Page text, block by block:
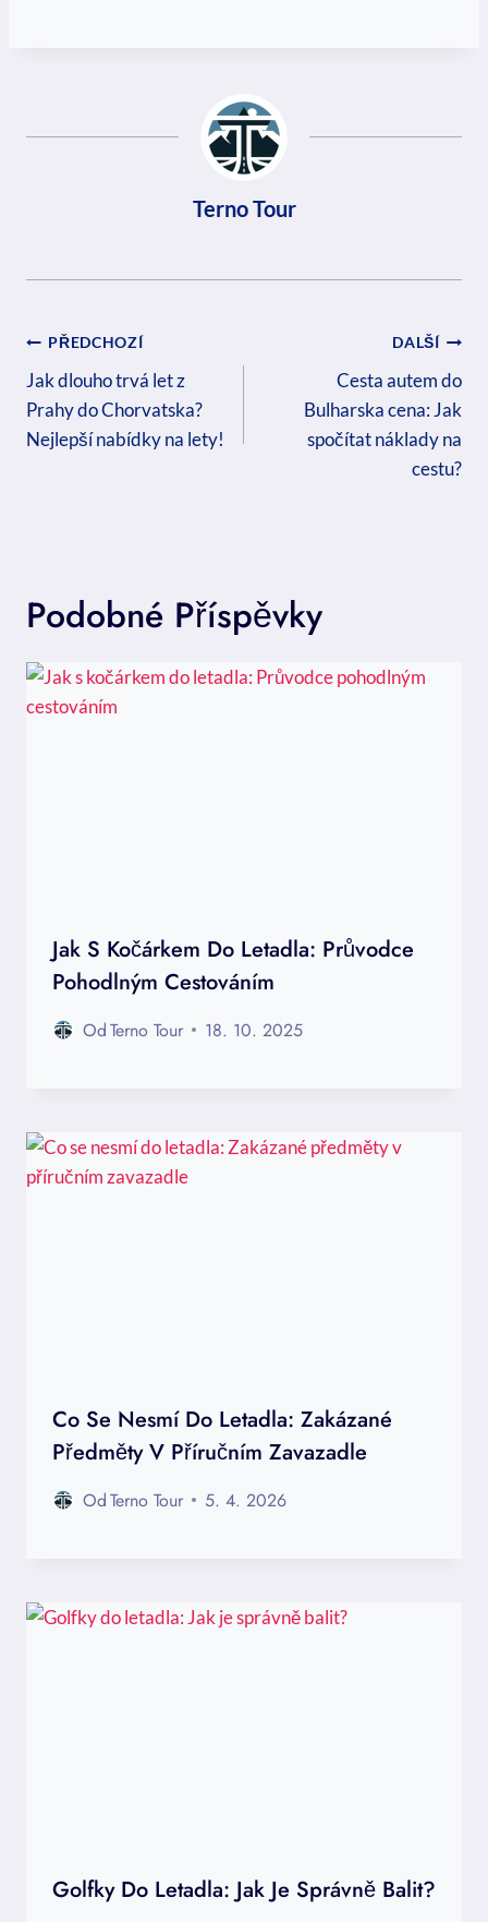
Terno Tour
Navigace
Pro
Příspěvek
PŘEDCHOZÍ
Jak dlouho trvá let z
Prahy do Chorvatska?
Nejlepší nabídky na lety!
DALŠÍ
Cesta autem do
Bulharska cena: Jak
spočítat náklady na
cestu?
Podobné Příspěvky
Jak S Kočárkem Do Letadla: Průvodce
Pohodlným Cestováním
OdTerno Tour 18. 10. 2025
Co Se Nesmí Do Letadla: Zakázané
Předměty V Příručním Zavazadle
OdTerno Tour 5. 4. 2026
Golfky Do Letadla: Jak Je Správně Balit?